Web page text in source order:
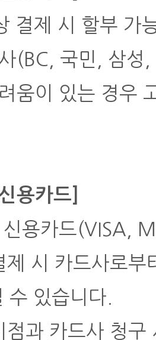
결제 시 할부 가
(BC, 국민, 삼성
움이 있는 경우
용카드]
용카드(VISA,
시 카드사로부
수 있습니다.
과 카드사 청구